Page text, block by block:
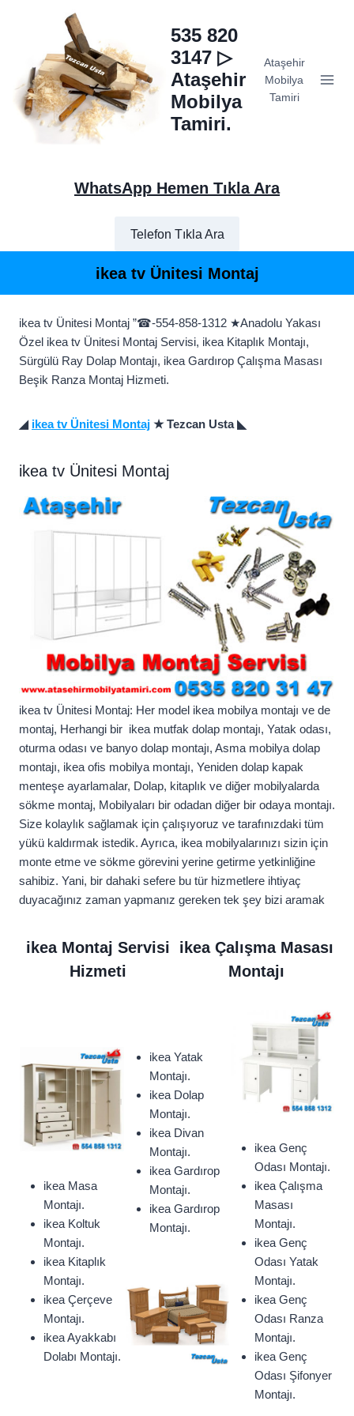
535 820
3147 ▷
Ataşehir
Mobilya
Tamiri.
Ataşehir
Mobilya
Tamiri
WhatsApp Hemen Tıkla Ara
Telefon Tıkla Ara
ikea tv Ünitesi Montaj
ikea tv Ünitesi Montaj ”☎-554-858-1312 ★Anadolu Yakası
Özel ikea tv Ünitesi Montaj Servisi, ikea Kitaplık Montajı,
Sürgülü Ray Dolap Montajı, ikea Gardırop Çalışma Masası
Beşik Ranza Montaj Hizmeti.
◢ ikea tv Ünitesi Montaj ★ Tezcan Usta ◣
ikea tv Ünitesi Montaj
ikea tv Ünitesi Montaj: Her model ikea mobilya montajı ve de
montaj, Herhangi bir ikea mutfak dolap montajı, Yatak odası,
oturma odası ve banyo dolap montajı, Asma mobilya dolap
montajı, ikea ofis mobilya montajı, Yeniden dolap kapak
menteşe ayarlamalar, Dolap, kitaplık ve diğer mobilyalarda
sökme montaj, Mobilyaları bir odadan diğer bir odaya montajı.
Size kolaylık sağlamak için çalışıyoruz ve tarafınızdaki tüm
yükü kaldırmak istedik. Ayrıca, ikea mobilyalarınızı sizin için
monte etme ve sökme görevini yerine getirme yetkinliğine
sahibiz. Yani, bir dahaki sefere bu tür hizmetlere ihtiyaç
duyacağınız zaman yapmanız gereken tek şey bizi aramak
ikea Montaj Servisi
Hizmeti
ikea Çalışma Masası
Montajı
ikea Masa
Montajı.
ikea Koltuk
Montajı.
ikea Kitaplık
Montajı.
ikea Çerçeve
Montajı.
ikea Ayakkabı
Dolabı Montajı.
ikea Yatak
Montajı.
ikea Dolap
Montajı.
ikea Divan
Montajı.
ikea Gardırop
Montajı.
ikea Gardırop
Montajı.
ikea Genç
Odası Montajı.
ikea Çalışma
Masası
Montajı.
ikea Genç
Odası Yatak
Montajı.
ikea Genç
Odası Ranza
Montajı.
ikea Genç
Odası Şifonyer
Montajı.